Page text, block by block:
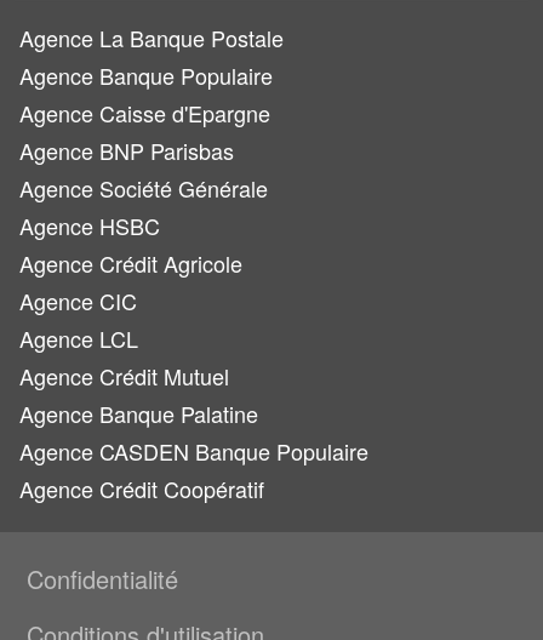
Agence La Banque Postale
Agence Banque Populaire
Agence Caisse d'Epargne
Agence BNP Parisbas
Agence Société Générale
Agence HSBC
Agence Crédit Agricole
Agence CIC
Agence LCL
Agence Crédit Mutuel
Agence Banque Palatine
Agence CASDEN Banque Populaire
Agence Crédit Coopératif
Confidentialité